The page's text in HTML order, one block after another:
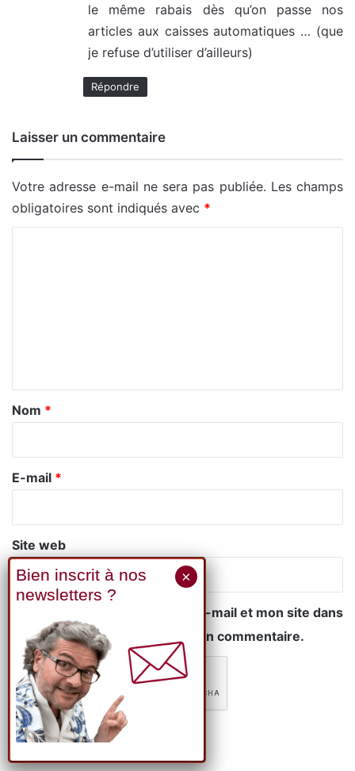
le même rabais dès qu’on passe nos
articles aux caisses automatiques … (que
je refuse d’utiliser d’ailleurs)
Répondre
Laisser un commentaire
Votre adresse e-mail ne sera pas publiée. Les champs
obligatoires sont indiqués avec *
a
e
Nom *
E-mail *
Site web
Enregistrer mon nom, mon e-mail et mon site dans
le navigateur pour mon prochain commentaire.